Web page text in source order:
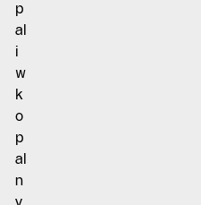
p
al
i
w
k
o
p
al
n
y